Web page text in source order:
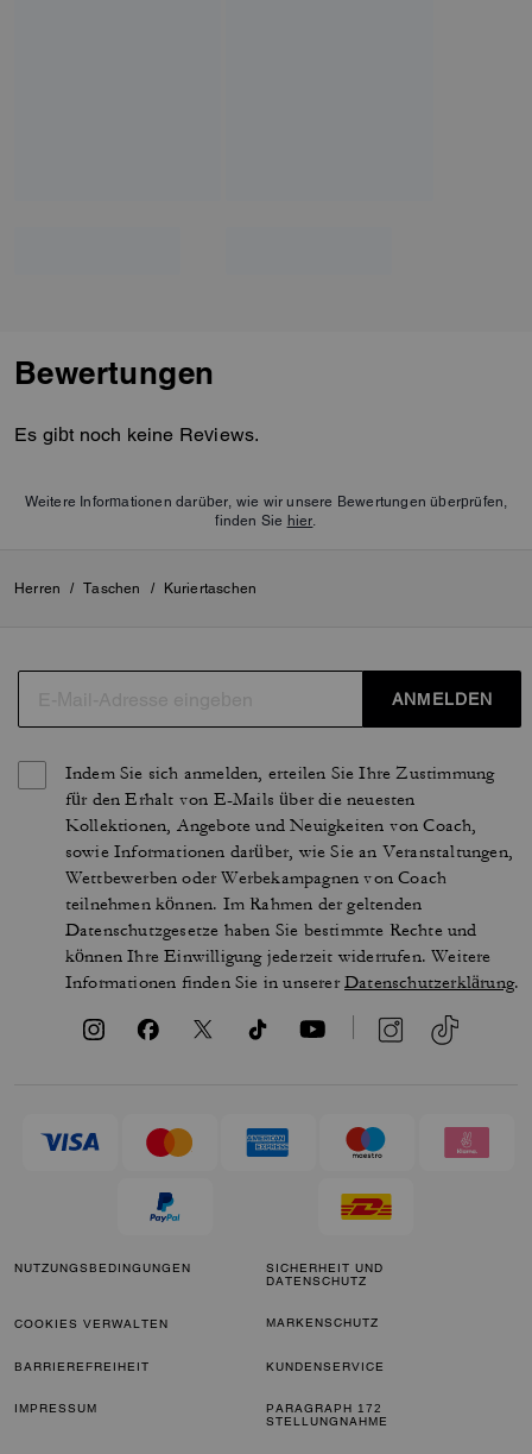
Bewertungen
Es gibt noch keine Reviews.
Weitere Informationen darüber, wie wir unsere Bewertungen überprüfen,
finden Sie hier.
Herren / Taschen / Kuriertaschen
ANMELDEN
Indem Sie sich anmelden, erteilen Sie Ihre Zustimmung
für den Erhalt von E-Mails über die neuesten
Kollektionen, Angebote und Neuigkeiten von Coach,
sowie Informationen darüber, wie Sie an Veranstaltungen,
Wettbewerben oder Werbekampagnen von Coach
teilnehmen können. Im Rahmen der geltenden
Datenschutzgesetze haben Sie bestimmte Rechte und
können Ihre Einwilligung jederzeit widerrufen. Weitere
Informationen finden Sie in unsererDatenschutzerklärung.
NUTZUNGSBEDINGUNGEN
SICHERHEIT UND
DATENSCHUTZ
COOKIES VERWALTEN MARKENSCHUTZ
BARRIEREFREIHEIT KUNDENSERVICE
IMPRESSUM
PARAGRAPH 172
STELLUNGNAHME